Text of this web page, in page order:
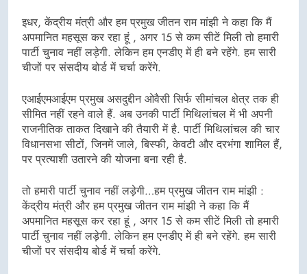
इधर, केंद्रीय मंत्री और हम प्रमुख जीतन राम मांझी ने कहा कि मैं
अपमानित महसूस कर रहा हूं , अगर 15 से कम सीटें मिली तो हमारी
पार्टी चुनाव नहीं लड़ेगी. लेकिन हम एनडीए में ही बने रहेंगे. हम सारी
चीजों पर संसदीय बोर्ड में चर्चा करेंगे.
एआईएमआईएम प्रमुख असदुद्दीन ओवैसी सिर्फ सीमांचल क्षेत्र तक ही
सीमित नहीं रहने वाले हैं. अब उनकी पार्टी मिथिलांचल में भी अपनी
राजनीतिक ताकत दिखाने की तैयारी में है. पार्टी मिथिलांचल की चार
विधानसभा सीटों, जिनमें जाले, बिस्फी, केवटी और दरभंगा शामिल हैं,
पर प्रत्याशी उतारने की योजना बना रही है.
तो हमारी पार्टी चुनाव नहीं लड़ेगी…हम प्रमुख जीतन राम मांझी :
केंद्रीय मंत्री और हम प्रमुख जीतन राम मांझी ने कहा कि मैं
अपमानित महसूस कर रहा हूं , अगर 15 से कम सीटें मिली तो हमारी
पार्टी चुनाव नहीं लड़ेगी. लेकिन हम एनडीए में ही बने रहेंगे. हम सारी
चीजों पर संसदीय बोर्ड में चर्चा करेंगे.